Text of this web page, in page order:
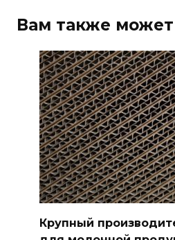
Вам также может
Крупный